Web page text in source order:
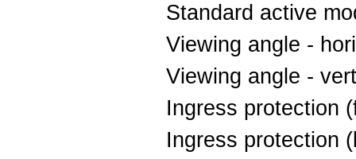
Standard active
Viewing angle -
Viewing angle -
Ingress protection
Ingress protection